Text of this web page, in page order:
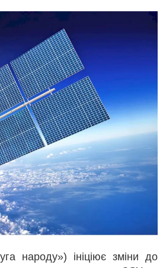
народу») ініціює зміни до